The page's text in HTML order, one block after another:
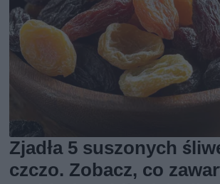
Zjadła 5 suszonych
czczo. Zobacz, co